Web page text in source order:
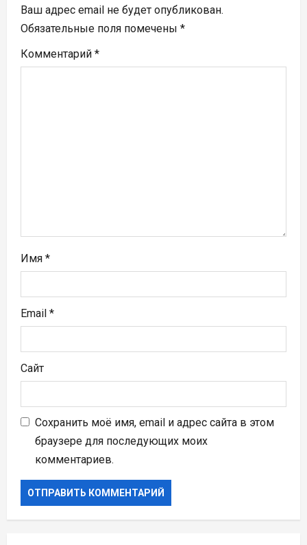
п
о
з
м
Ваш адрес email не будет опубликован.
Обязательные поля помечены *
Комментарий *
Имя *
Email *
Сайт
Сохранить моё имя, email и адрес сайта в этом
браузере для последующих моих
комментариев.